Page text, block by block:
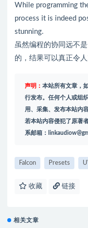
While programming
process it is indeed
stunning.
虽然编程的协同远不
的，结果可以真正令人
声明： 本站所有文章，
行发布。任何个人或组
用、采集、发布本站内
若本站内容侵犯了原著
系邮箱：
Falcon Presets
收藏 链接
相关文章